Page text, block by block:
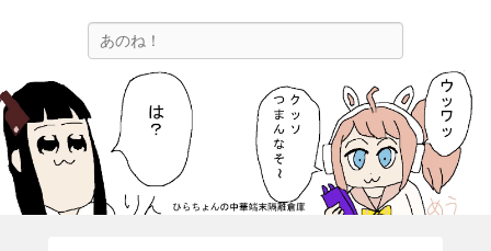
ひらちょんの中華端末隔離倉庫
ほたがページ上部にある検索バーを消してくれたサイトです。